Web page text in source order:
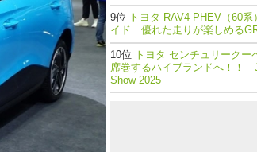
トヨタ RAV4 PHEV（60
イド 優れた走りが楽しめる
トヨタ センチュリーク
席巻するハイブランドへ！！
Show 2025